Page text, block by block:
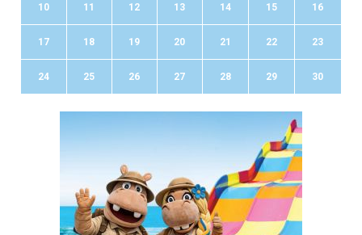
10 11 12 13 14 15 16
17 18 19 20 21 22 23
24 25 26 27 28 29 30